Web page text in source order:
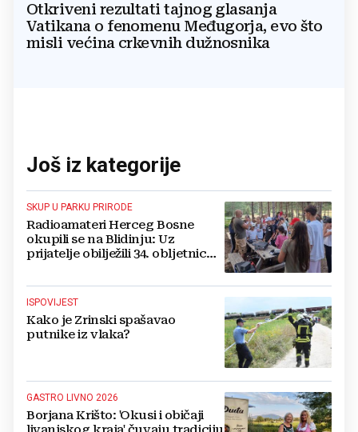
Otkriveni rezultati tajnog glasanja
Vatikana o fenomenu Međugorja, evo što
misli većina crkevnih dužnosnika
Još iz kategorije
SKUP U PARKU PRIRODE
Radioamateri Herceg Bosne
okupili se na Blidinju: Uz
prijatelje obilježili 34. obljetnicu
ISPOVIJEST
Kako je Zrinski spašavao
putnike iz vlaka?
GASTRO LIVNO 2026
Borjana Krišto: 'Okusi i običaji